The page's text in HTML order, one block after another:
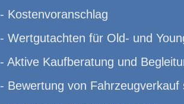
- Kostenvoranschlag
- Wertgutachten für Old- und
- Aktive Kaufberatung und
- Bewertung von Fahrzeugverkauf